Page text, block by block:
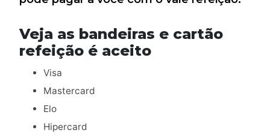
Veja as bandeiras e cartão
refeição é aceito
Visa
Mastercard
Elo
Hipercard